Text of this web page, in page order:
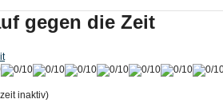
gegen die Zeit
inaktiv)